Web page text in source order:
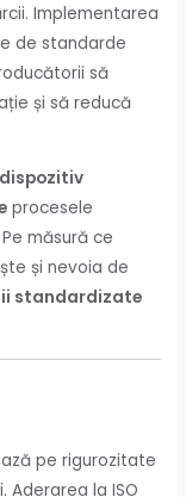
Implementarea
de standarde
să
și să reducă
dispozitiv
procesele
măsură ce
și nevoia de
standardizate
pe rigurozitate
Aderarea la ISO